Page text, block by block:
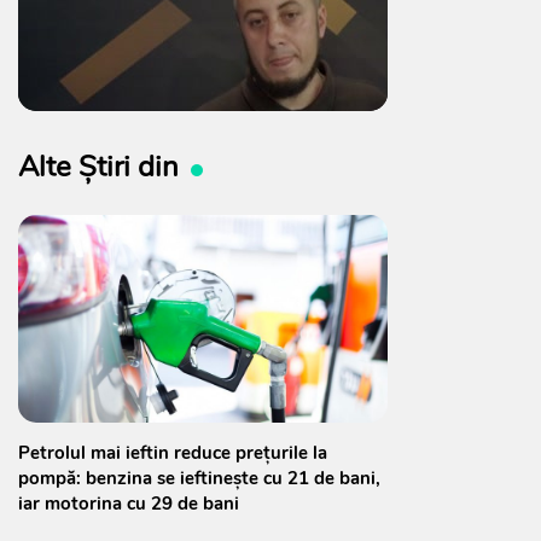
Alte Știri din
Petrolul mai ieftin reduce prețurile la
pompă: benzina se ieftinește cu 21 de bani,
iar motorina cu 29 de bani